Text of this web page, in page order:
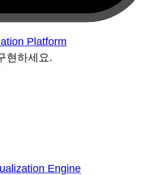
Platform
현하세요.
Engine